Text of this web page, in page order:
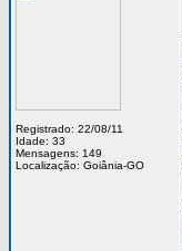
Registrado: 22/08/11
Idade: 33
Mensagens: 149
Localização: Goiânia-GO